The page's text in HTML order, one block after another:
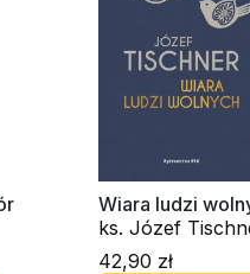
Wiara ludzi
ks. Józef
42,90 zł